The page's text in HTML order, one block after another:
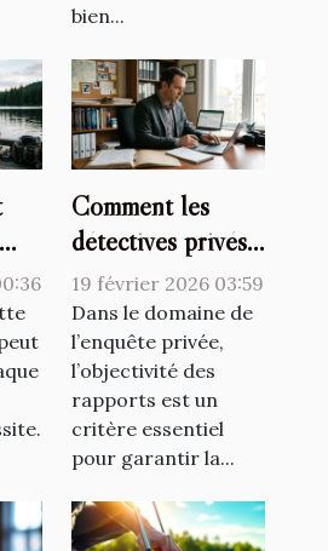
bien...
Comment les
détectives privés
assurent-ils
l'objectivité dans
leurs rapports ?
19 février 2026 03:59
Dans le domaine de
l’enquête privée,
l’objectivité des
rapports est un
critère essentiel
pour garantir la...